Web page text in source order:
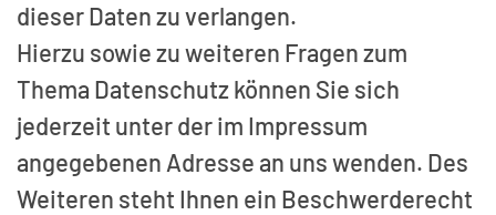
dieser Daten zu verlangen.
Hierzu sowie zu weiteren Fragen zum
Thema Datenschutz können Sie sich
jederzeit unter der im Impressum
angegebenen Adresse an uns wenden. Des
Weiteren steht Ihnen ein Beschwerderecht